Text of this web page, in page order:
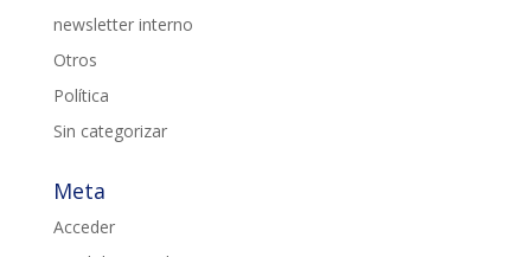
newsletter interno
Otros
Política
Sin categorizar
Meta
Acceder